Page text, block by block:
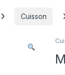
Cuisson